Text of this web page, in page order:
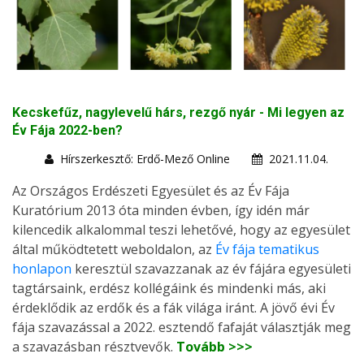
Kecskefűz, nagylevelű hárs, rezgő nyár - Mi legyen az
Év Fája 2022-ben?
Hírszerkesztő: Erdő-Mező Online
2021.11.04.
Az Országos Erdészeti Egyesület és az Év Fája
Kuratórium 2013 óta minden évben, így idén már
kilencedik alkalommal teszi lehetővé, hogy az egyesület
által működtetett weboldalon, az Év fája tematikus
honlapon keresztül szavazzanak az év fájára egyesületi
tagtársaink, erdész kollégáink és mindenki más, aki
érdeklődik az erdők és a fák világa iránt. A jövő évi Év
fája szavazással a 2022. esztendő fafaját választják meg
a szavazásban résztvevők. Tovább >>>